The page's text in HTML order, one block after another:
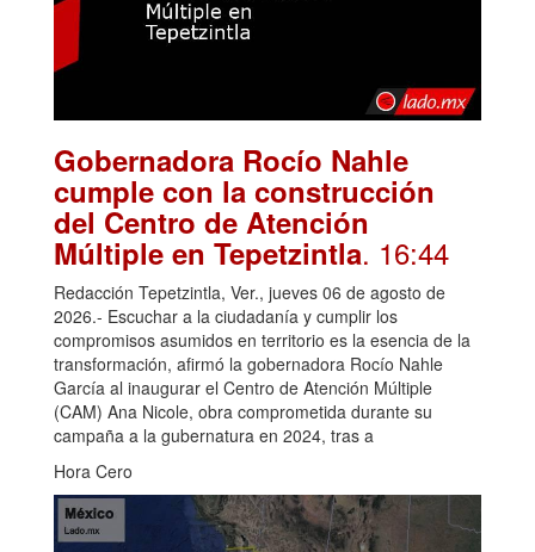
Gobernadora Rocío Nahle
cumple con la construcción
del Centro de Atención
Múltiple en Tepetzintla. 16:44
Redacción Tepetzintla, Ver., jueves 06 de agosto de
2026.- Escuchar a la ciudadanía y cumplir los
compromisos asumidos en territorio es la esencia de la
transformación, afirmó la gobernadora Rocío Nahle
García al inaugurar el Centro de Atención Múltiple
(CAM) Ana Nicole, obra comprometida durante su
campaña a la gubernatura en 2024, tras a
Hora Cero